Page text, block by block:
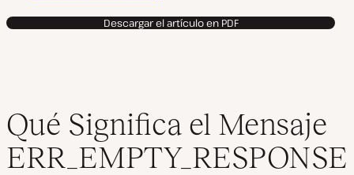
Descargar el artículo en PDF
Qué Significa el Mensaje
ERR_EMPTY_RESPONSE